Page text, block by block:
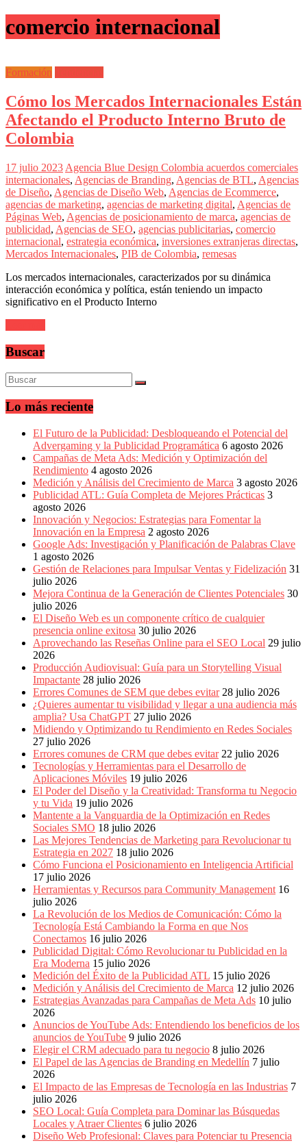
Revista
iBlue
Marketing
de
Mercadeo
y
Medios
de
la
Agencia
Blue
Design
Colombia
y
sus
filiales
en
América
Latina
|
Una
mirada
estratégica
y
versátil
del
Marketing
en
|
social
Mercadeo
Interactivo,
Medios,
Publicidad,
Marketing,
Campañas
Publicitarias,
Agencias,
Empresas,
Negocios,
Tendencias,
Trendings,
Dinero,
Economía,
Diseño
Web,
Móviles,
Estrategias
Digitales,
Estrategias
Publicitarias,
Alianzas,
Clientes,
Innovación,
Tecnología,
Noticias,
Artículos,
Gente,
Contenidos
Calidad,
Eventos
Marketing,
Mercadotecnia,
Eventos
Publicitarios,
Colecciónes,
Marcas,
Insigns,
Radio,
Creatividad,
SEO,
SEM,
Press,
RRPP,
Spots,
Comerciales,
Periodismo,
Revistas,
Magazines
BTL,
comercio internacional
Formación
Cómo los Mercados Internacionales Están
Afectando el Producto Interno Bruto de
Colombia
17 julio 2023 Agencia Blue Design Colombia acuerdos comerciales
internacionales, Agencias de Branding, Agencias de BTL, Agencias
de Diseño, Agencias de Diseño Web, Agencias de Ecommerce,
agencias de marketing, agencias de marketing digital, Agencias de
Páginas Web, Agencias de posicionamiento de marca, agencias de
publicidad, Agencias de SEO, agencias publicitarias, comercio
internacional, estrategia económica, inversiones extranjeras directas,
Mercados Internacionales, PIB de Colombia, remesas
Los mercados internacionales, caracterizados por su dinámica
interacción económica y política, están teniendo un impacto
significativo en el Producto Interno
Buscar
Lo más reciente
El Futuro de la Publicidad: Desbloqueando el Potencial del
Advergaming y la Publicidad Programática 6 agosto 2026
Campañas de Meta Ads: Medición y Optimización del
Rendimiento 4 agosto 2026
Medición y Análisis del Crecimiento de Marca 3 agosto 2026
Publicidad ATL: Guía Completa de Mejores Prácticas 3
agosto 2026
Innovación y Negocios: Estrategias para Fomentar la
Innovación en la Empresa 2 agosto 2026
Google Ads: Investigación y Planificación de Palabras Clave
1 agosto 2026
Gestión de Relaciones para Impulsar Ventas y Fidelización 31
julio 2026
Mejora Continua de la Generación de Clientes Potenciales 30
julio 2026
El Diseño Web es un componente crítico de cualquier
presencia online exitosa 30 julio 2026
Aprovechando las Reseñas Online para el SEO Local 29 julio
2026
Producción Audiovisual: Guía para un Storytelling Visual
Impactante 28 julio 2026
Errores Comunes de SEM que debes evitar 28 julio 2026
¿Quieres aumentar tu visibilidad y llegar a una audiencia más
amplia? Usa ChatGPT 27 julio 2026
Midiendo y Optimizando tu Rendimiento en Redes Sociales
27 julio 2026
Errores comunes de CRM que debes evitar 22 julio 2026
Tecnologías y Herramientas para el Desarrollo de
Aplicaciones Móviles 19 julio 2026
El Poder del Diseño y la Creatividad: Transforma tu Negocio
y tu Vida 19 julio 2026
Mantente a la Vanguardia de la Optimización en Redes
Sociales SMO 18 julio 2026
Las Mejores Tendencias de Marketing para Revolucionar tu
Estrategia en 2027 18 julio 2026
Cómo Funciona el Posicionamiento en Inteligencia Artificial
17 julio 2026
Herramientas y Recursos para Community Management 16
julio 2026
La Revolución de los Medios de Comunicación: Cómo la
Tecnología Está Cambiando la Forma en que Nos
Conectamos 16 julio 2026
Publicidad Digital: Cómo Revolucionar tu Publicidad en la
Era Moderna 15 julio 2026
Medición del Éxito de la Publicidad ATL 15 julio 2026
Medición y Análisis del Crecimiento de Marca 12 julio 2026
Estrategias Avanzadas para Campañas de Meta Ads 10 julio
2026
Anuncios de YouTube Ads: Entendiendo los beneficios de los
anuncios de YouTube 9 julio 2026
Elegir el CRM adecuado para tu negocio 8 julio 2026
El Papel de las Agencias de Branding en Medellín 7 julio
2026
El Impacto de las Empresas de Tecnología en las Industrias 7
julio 2026
SEO Local: Guía Completa para Dominar las Búsquedas
Locales y Atraer Clientes 6 julio 2026
Diseño Web Profesional: Claves para Potenciar tu Presencia